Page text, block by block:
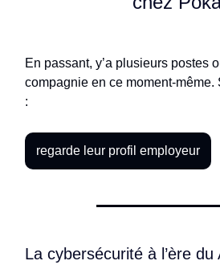
En passant, y’a plusieurs postes
compagnie en ce moment-même.
:
regarde leur profil employeur
La cybersécurité à l’ère du